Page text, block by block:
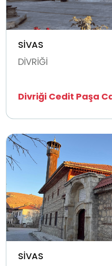
SİVAS
DİVRİĞİ
Divriği Cedit Paşa
SİVAS